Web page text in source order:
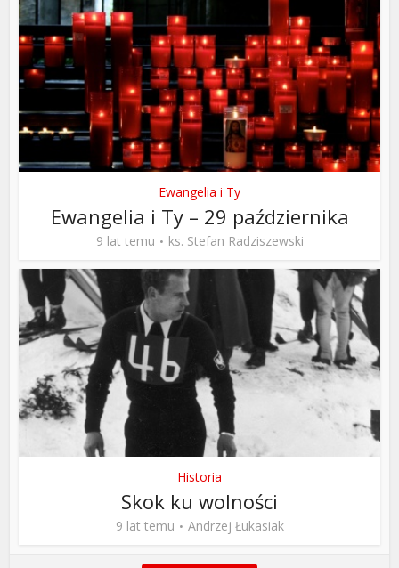
Ewangelia i Ty
Ewangelia i Ty – 29 października
9 lat temu ks. Stefan Radziszewski
Historia
Skok ku wolności
9 lat temu Andrzej Łukasiak